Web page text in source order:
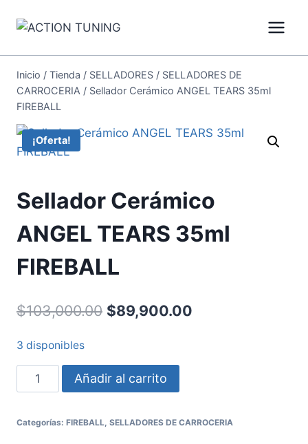
Inicio / Tienda / SELLADORES / SELLADORES DE
CARROCERIA / Sellador Cerámico ANGEL TEARS 35ml
FIREBALL
¡Oferta!
Sellador Cerámico
ANGEL TEARS 35ml
FIREBALL
$103,000.00 $89,900.00
3 disponibles
Añadir al carrito
Categorías: FIREBALL SELLADORES DE CARROCERIA